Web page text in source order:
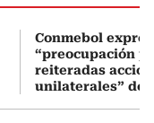
Conmebol
“preocupación
reiteradas
unilaterales” de